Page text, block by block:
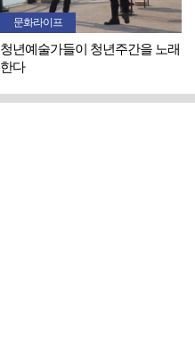
문화라이프
청년예술가들이 청년주간을 노래
한다